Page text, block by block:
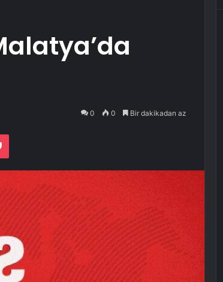
0 0 Bir dakikadan az
Pocket